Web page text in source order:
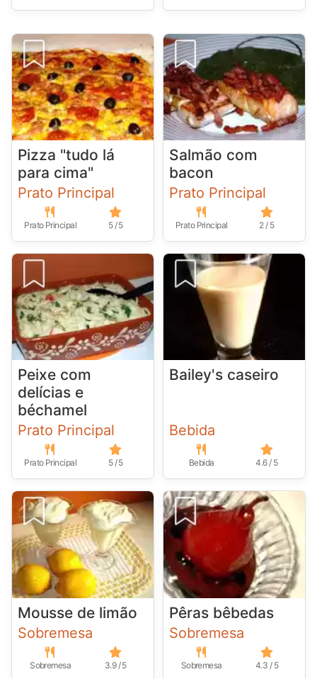
Pizza "tudo lá
para cima"
Prato Principal
Prato Principal 5 / 5
Salmão com
bacon
Prato Principal
Prato Principal 2 / 5
Peixe com
delícias e
béchamel
Prato Principal
Prato Principal 5 / 5
Bailey's caseiro
Bebida
Bebida 4.6 / 5
Mousse de limão
Sobremesa
Sobremesa 3.9 / 5
Pêras bêbedas
Sobremesa
Sobremesa 4.3 / 5